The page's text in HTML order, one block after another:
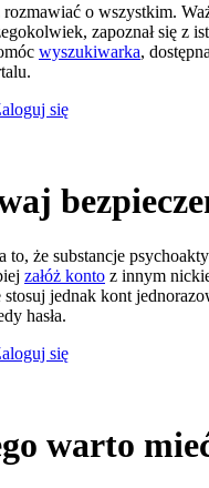
rozmawiać o wszystkim.
zapoznał się z
wyszukiwarka,
się
to, że substancje
załóż konto z innym
stosuj jednak kont
hasła.
się
warto